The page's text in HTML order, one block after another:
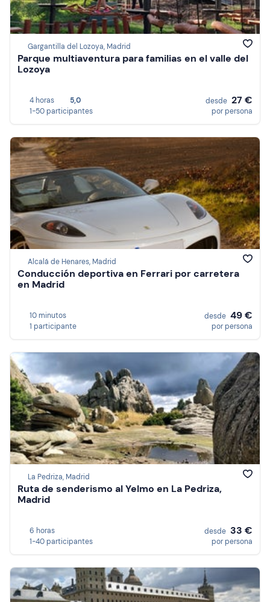
Gargantilla del Lozoya, Madrid
Parque multiaventura para familias en el valle del
Lozoya
4 horas
5,0
1-50 participantes
desde 27 €
por persona
Alcalá de Henares, Madrid
Conducción deportiva en Ferrari por carretera
en Madrid
10 minutos
1 participante
desde 49 €
por persona
La Pedriza, Madrid
Ruta de senderismo al Yelmo en La Pedriza,
Madrid
6 horas
1-40 participantes
desde 33 €
por persona